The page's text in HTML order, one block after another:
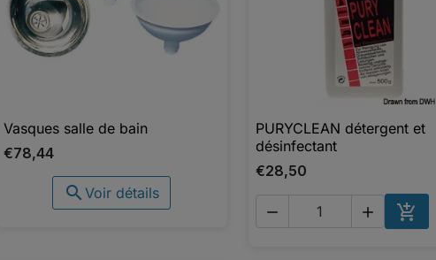
 Aperçu rapide
Vasques salle de bain
€78,44
Voir détails
 Aperçu rapide
PURYCLEAN détergent et
désinfectant
€28,50
  